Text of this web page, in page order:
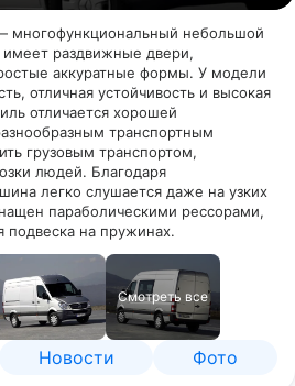
многофункциональный небольшой
имеет раздвижные двери,
аккуратные формы. У модели
отличная устойчивость и высокая
отличается хорошей
транспортным
грузовым транспортом,
людей. Благодаря
легко слушается даже на узких
параболическими рессорами,
подвеска на пружинах.
Смотреть все
Новости Фото